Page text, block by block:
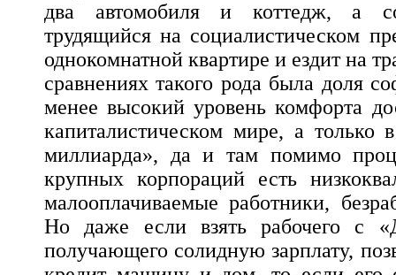
два автомобиля и коттедж, а
трудящийся на социалистическом
однокомнатной квартире и ездит на
сравнениях такого рода была доля
менее высокий уровень комфорта
капиталистическом мире, а только
миллиарда», да и там помимо
крупных корпораций есть
малооплачиваемые работники,
Но даже если взять рабочего с
получающего солидную зарплату,